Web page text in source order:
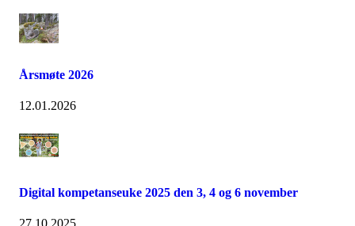
Årsmøte 2026
12.01.2026
Digital kompetanseuke 2025 den 3, 4 og 6 november
27.10.2025